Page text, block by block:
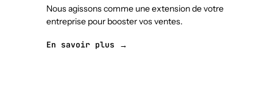
Nous agissons comme une extension de votre
entreprise pour booster vos ventes.
En savoir plus →